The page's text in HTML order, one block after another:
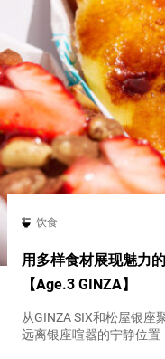
饮食
用多样食材展现魅力
【Age.3 GINZA】
从GINZA SIX和松屋银座
远离银座喧嚣的宁静位